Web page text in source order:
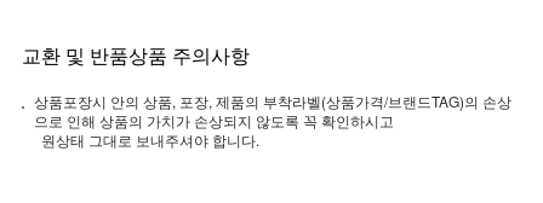
교환 및 반품상품 주의사항
상품포장시 안의 상품, 포장, 제품의 부착라벨(상품가격/브랜드TAG)의 손상
으로 인해 상품의 가치가 손상되지 않도록 꼭 확인하시고
원상태 그대로 보내주셔야 합니다.